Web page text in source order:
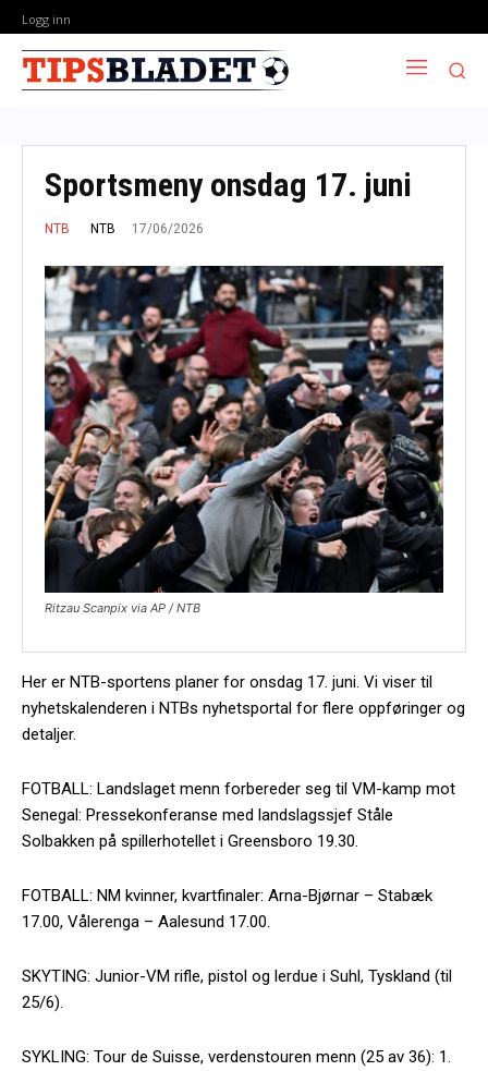
Logg inn
Sportsmeny onsdag 17. juni
NTB NTB 17/06/2026
Ritzau Scanpix via AP / NTB
Her er NTB-sportens planer for onsdag 17. juni. Vi viser til
nyhetskalenderen i NTBs nyhetsportal for flere oppføringer og
detaljer.
FOTBALL: Landslaget menn forbereder seg til VM-kamp mot
Senegal: Pressekonferanse med landslagssjef Ståle
Solbakken på spillerhotellet i Greensboro 19.30.
FOTBALL: NM kvinner, kvartfinaler: Arna-Bjørnar – Stabæk
17.00, Vålerenga – Aalesund 17.00.
SKYTING: Junior-VM rifle, pistol og lerdue i Suhl, Tyskland (til
25/6).
SYKLING: Tour de Suisse, verdenstouren menn (25 av 36): 1.